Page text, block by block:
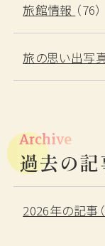
旅館情報 （76）
旅の思い出写
Archive
過去の記
2026年の記事（